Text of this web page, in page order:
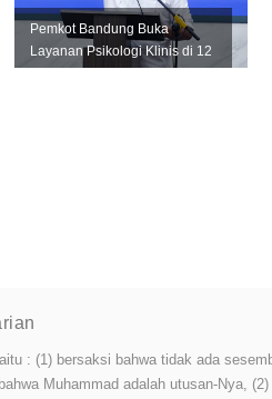
Pemkot Bandung Buka
Layanan Psikologi Klinis di 12
: (1) bersaksi bahwa tidak ada
Muhammad adalah utusan-Nya,